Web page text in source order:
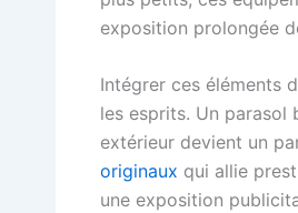
exposition prolongée
Intégrer ces éléments
les esprits. Un parasol
extérieur devient un
originaux qui allie
une exposition